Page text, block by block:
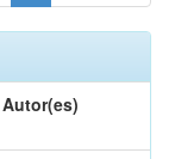
Autor(es)